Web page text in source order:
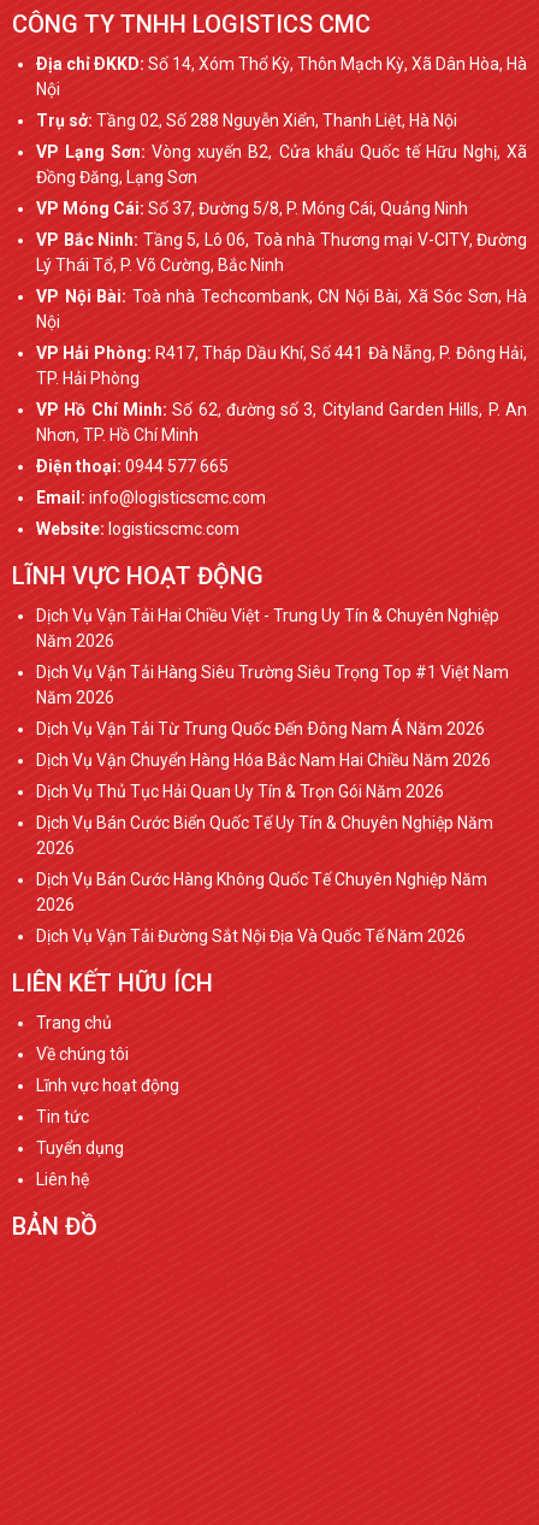
CÔNG TY TNHH LOGISTICS CMC
Ðịa chỉ ÐKKD: Số 14, Xóm Thổ Kỳ, Thôn Mạch Kỳ, Xã Dân Hòa, Hà
Nội
Trụ sở: Tầng 02, Số 288 Nguyễn Xiển, Thanh Liệt, Hà Nội
VP Lạng Sơn: Vòng xuyến B2, Cửa khẩu Quốc tế Hữu Nghị, Xã
Đồng Đăng, Lạng Sơn
VP Móng Cái: Số 37, Đường 5/8, P. Móng Cái, Quảng Ninh
VP Bắc Ninh: Tầng 5, Lô 06, Toà nhà Thương mại V-CITY, Đường
Lý Thái Tổ, P. Võ Cường, Bắc Ninh
VP Nội Bài: Toà nhà Techcombank, CN Nội Bài, Xã Sóc Sơn, Hà
Nội
VP Hải Phòng: R417, Tháp Dầu Khí, Số 441 Đà Nẵng, P. Đông Hải,
TP. Hải Phòng
VP Hồ Chí Minh: Số 62, đường số 3, Cityland Garden Hills, P. An
Nhơn, TP. Hồ Chí Minh
Ðiện thoại: 0944 577 665
Email: info@logisticscmc.com
Website: logisticscmc.com
LĨNH VỰC HOẠT ĐỘNG
Dịch Vụ Vận Tải Hai Chiều Việt - Trung Uy Tín & Chuyên Nghiệp
Năm 2026
Dịch Vụ Vận Tải Hàng Siêu Trường Siêu Trọng Top #1 Việt Nam
Năm 2026
Dịch Vụ Vận Tải Từ Trung Quốc Đến Ðông Nam Á Năm 2026
Dịch Vụ Vận Chuyển Hàng Hóa Bắc Nam Hai Chiều Năm 2026
Dịch Vụ Thủ Tục Hải Quan Uy Tín & Trọn Gói Năm 2026
Dịch Vụ Bán Cước Biển Quốc Tế Uy Tín & Chuyên Nghiệp Năm
2026
Dịch Vụ Bán Cước Hàng Không Quốc Tế Chuyên Nghiệp Năm
2026
Dịch Vụ Vận Tải Đường Sắt Nội Địa Và Quốc Tế Năm 2026
LIÊN KẾT HỮU ÍCH
Trang chủ
Về chúng tôi
Lĩnh vực hoạt động
Tin tức
Tuyển dụng
Liên hệ
BẢN ĐỒ